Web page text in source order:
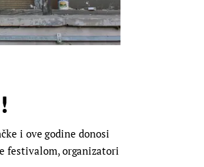
i ove godine donosi
festivalom, organizatori